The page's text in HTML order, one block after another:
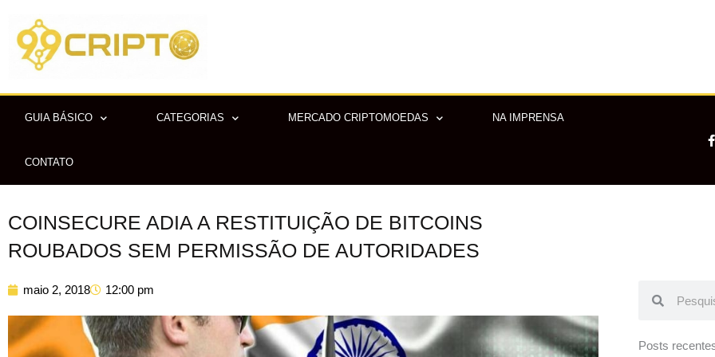
para
conteúdo
GUIA BÁSICO CATEGORIAS MERCADO CRIPTOMOEDAS NA IMPRENSA
CONTATO
F
a
COINSECURE ADIA A RESTITUIÇÃO DE BITCOINS
ROUBADOS SEM PERMISSÃO DE AUTORIDADES
maio 2, 2018 12:00 pm
Posts